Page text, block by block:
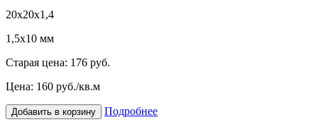
20х20х1,4
1,5х10 мм
Старая цена: 176 руб.
Цена: 160 руб./кв.м
Добавить в корзину Подробнее